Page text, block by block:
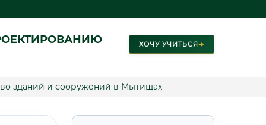
ХОЧУ УЧИТЬСЯ➜
зданий и сооружений в Мытищах